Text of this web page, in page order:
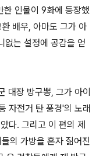
한 인물이 9화에 등장했
배우, 아마도 그가 아
없는 설정에 공감을 얻
대장 방구뽕, 그가 아이
자전거 탄 풍경'의 노래
다. 그리고 이 편의 제
의 가방을 혼자 짊어진